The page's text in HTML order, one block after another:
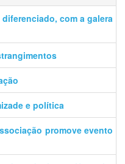
com a galera
e política
promove evento